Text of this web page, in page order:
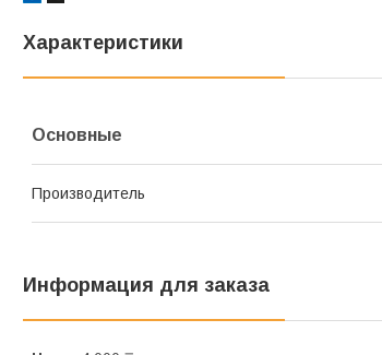
Характеристики
Основные
Производитель
Информация для заказа